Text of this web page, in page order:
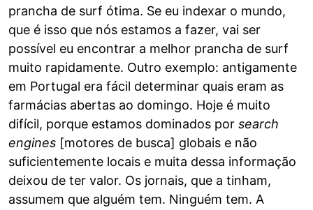
prancha de surf ótima. Se eu indexar o mundo,
que é isso que nós estamos a fazer, vai ser
possível eu encontrar a melhor prancha de surf
muito rapidamente. Outro exemplo: antigamente
em Portugal era fácil determinar quais eram as
farmácias abertas ao domingo. Hoje é muito
difícil, porque estamos dominados por search
engines [motores de busca] globais e não
suficientemente locais e muita dessa informação
deixou de ter valor. Os jornais, que a tinham,
assumem que alguém tem. Ninguém tem. A